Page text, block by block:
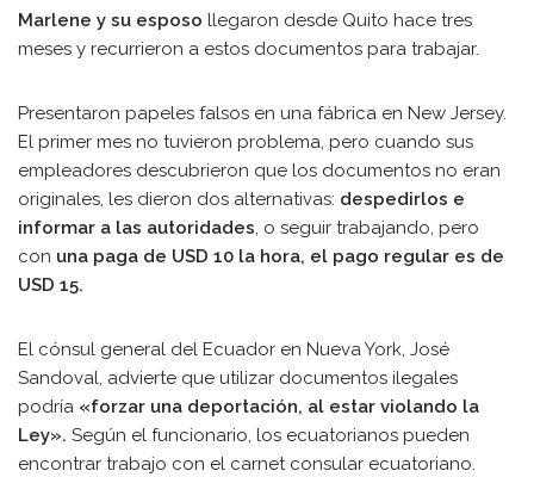
Marlene y su esposo llegaron desde Quito hace tres
meses y recurrieron a estos documentos para trabajar.
Presentaron papeles falsos en una fábrica en New Jersey.
El primer mes no tuvieron problema, pero cuando sus
empleadores descubrieron que los documentos no eran
originales, les dieron dos alternativas: despedirlos e
informar a las autoridades, o seguir trabajando, pero
con una paga de USD 10 la hora, el pago regular es de
USD 15.
El cónsul general del Ecuador en Nueva York, José
Sandoval, advierte que utilizar documentos ilegales
podría «forzar una deportación, al estar violando la
Ley». Según el funcionario, los ecuatorianos pueden
encontrar trabajo con el carnet consular ecuatoriano.